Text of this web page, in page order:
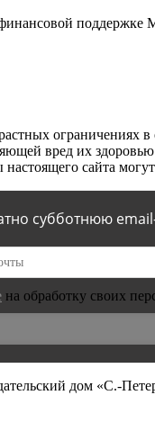
поддержке
ограничениях
вред их
сайта
субботнюю
на обработку своих
дом «С.-